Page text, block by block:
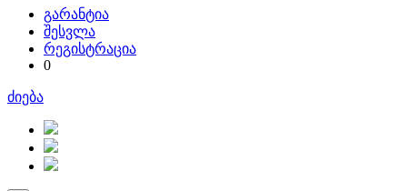
გარანტია
შესვლა
რეგისტრაცია
0
ძიება